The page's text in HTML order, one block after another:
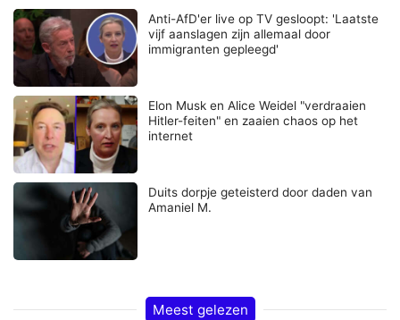
Anti-AfD'er live op TV gesloopt: 'Laatste
vijf aanslagen zijn allemaal door
immigranten gepleegd'
Elon Musk en Alice Weidel "verdraaien
Hitler-feiten" en zaaien chaos op het
internet
Duits dorpje geteisterd door daden van
Amaniel M.
Meest gelezen